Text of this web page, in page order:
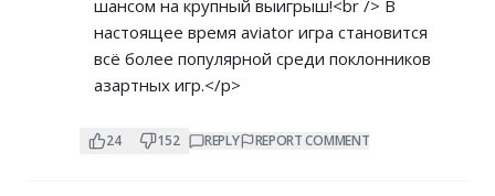
шансом на крупный выигрыш!<br /> В
настоящее время aviator игра становится
всё более популярной среди поклонников
азартных игр.</p>
24 152 REPLY REPORT COMMENT